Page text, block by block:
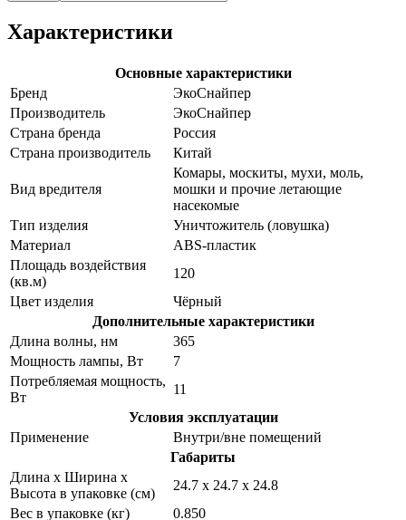
Характеристики
Основные характеристики
Бренд
ЭкоСнайпер
Производитель
ЭкоСнайпер
Страна бренда
Россия
Страна производитель
Китай
Вид вредителя
Комары, москиты, мухи, моль,
мошки и прочие летающие
насекомые
Тип изделия
Уничтожитель (ловушка)
Материал
ABS-пластик
Площадь воздействия
(кв.м)
120
Цвет изделия
Чёрный
Дополнительные характеристики
Длина волны, нм
365
Мощность лампы, Вт
7
Потребляемая мощность,
Вт
11
Условия эксплуатации
Применение
Внутри/вне помещений
Габариты
Длина х Ширина х
Высота в упаковке (см)
24.7 х 24.7 х 24.8
Вес в упаковке (кг)
0.850